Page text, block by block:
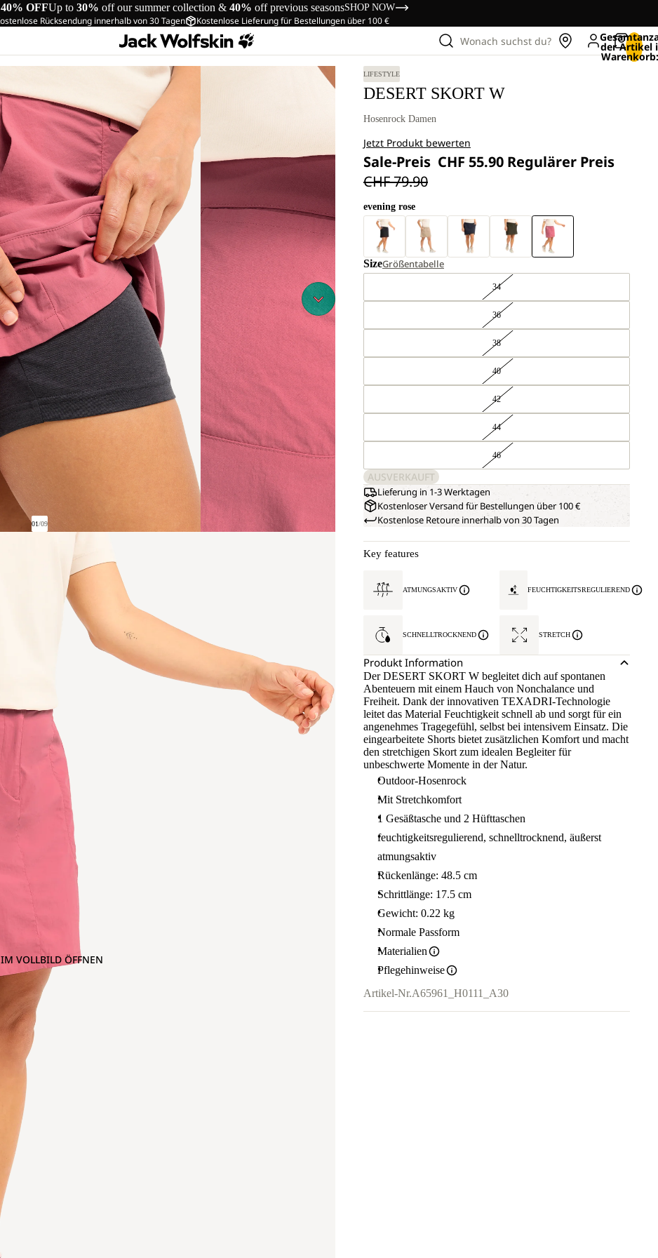
OFFUp to 30% off our summer collection & 40% off previous seasonsSHOP NOW
Rücksendung innerhalb von 30 Tagen Kostenlose Lieferung für Bestellungen über 100 €
Wonach suchst du? der Artikel
01/09
VOLLBILD ÖFFNEN
LIFESTYLE
DESERT SKORT W
Hosenrock Damen
Jetzt Produkt bewerten
Sale-Preis CHF 55.90 Regulärer Preis
CHF 79.90
evening rose
SizeGrößentabelle
34
36
38
40
42
44
46
AUSVERKAUFT
Lieferung in 1-3 Werktagen
Kostenloser Versand für Bestellungen über 100 €
Kostenlose Retoure innerhalb von 30 Tagen
Key features
ATMUNGSAKTIV FEUCHTIGKEITSREGULIEREND
SCHNELLTROCKNEND STRETCH
Produkt Information
Der DESERT SKORT W begleitet dich auf spontanen
Abenteuern mit einem Hauch von Nonchalance und
Freiheit. Dank der innovativen TEXADRI-Technologie
leitet das Material Feuchtigkeit schnell ab und sorgt für ein
angenehmes Tragegefühl, selbst bei intensivem Einsatz. Die
eingearbeitete Shorts bietet zusätzlichen Komfort und macht
den stretchigen Skort zum idealen Begleiter für
unbeschwerte Momente in der Natur.
Outdoor-Hosenrock
Mit Stretchkomfort
1 Gesäßtasche und 2 Hüfttaschen
feuchtigkeitsregulierend, schnelltrocknend, äußerst
atmungsaktiv
Rückenlänge: 48.5 cm
Schrittlänge: 17.5 cm
Gewicht: 0.22 kg
Normale Passform
Materialien
Pflegehinweise
Artikel-Nr.A65961_H0111_A30